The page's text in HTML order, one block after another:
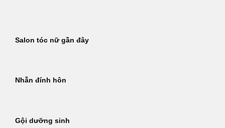
dungSalon tóc nữ gần đây
Nhẫn đính hôn
Gội dưỡng sinh